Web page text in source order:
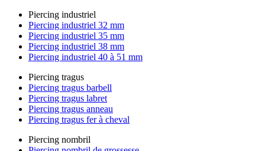
Piercing industriel
Piercing industriel 32 mm
Piercing industriel 35 mm
Piercing industriel 38 mm
Piercing industriel 40 à 51 mm
Piercing tragus
Piercing tragus barbell
Piercing tragus labret
Piercing tragus anneau
Piercing tragus fer à cheval
Piercing nombril